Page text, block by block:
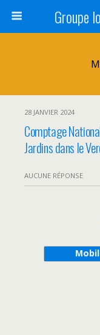
Groupe
28 JANVIER 2024
Comptage
Jardins dans le
AUCUNE RÉPONSE